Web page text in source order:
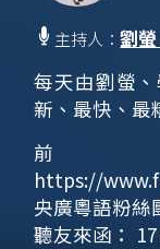
主持人：劉螢
每天由劉螢
新、最快、最
前
https://
央廣粵語粉絲
聽友來函：